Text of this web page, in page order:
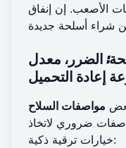
الأصعب. إن إنفاق
الضرر، معدل
إعادة التحميل
مواصفات السلاح
ضروري لاتخاذ
خيارات ترقية ذكية: